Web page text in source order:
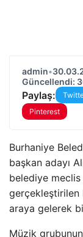
admin•
Güncellendi:
Paylaş:
Pinterest
Burhaniye
başkan adayı
belediye
gerçekleştirilen
araya gelerek
Müzik